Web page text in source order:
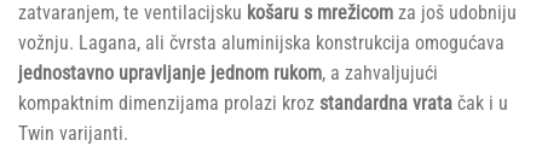
zatvaranjem, te ventilacijsku košaru s mrežicom za još udobniju
vožnju. Lagana, ali čvrsta aluminijska konstrukcija omogućava
jednostavno upravljanje jednom rukom, a zahvaljujući
kompaktnim dimenzijama prolazi kroz standardna vrata čak i u
Twin varijanti.